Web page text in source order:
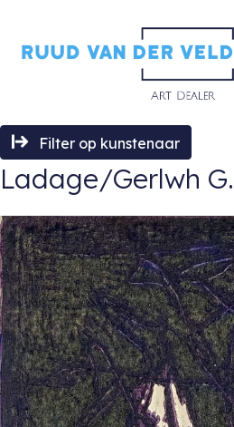
Filter op kunstenaar
Ladage/Gerlwh G.